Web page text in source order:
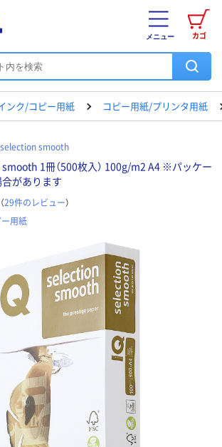
カゴ
メニュー
ンク/コピー用紙 コピー用紙/プリンタ用紙
smooth
1冊（500枚入） 100g/m2 A4 ※パッケー
があります
（29件のレビュー）
ー用紙